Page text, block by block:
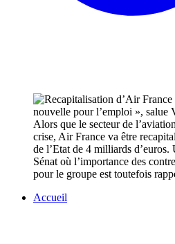
Alors que le secteur de
crise, Air France va être
de l’Etat de 4 milliards d’euros.
Sénat où l’importance des
pour le groupe est toutefois
Accueil